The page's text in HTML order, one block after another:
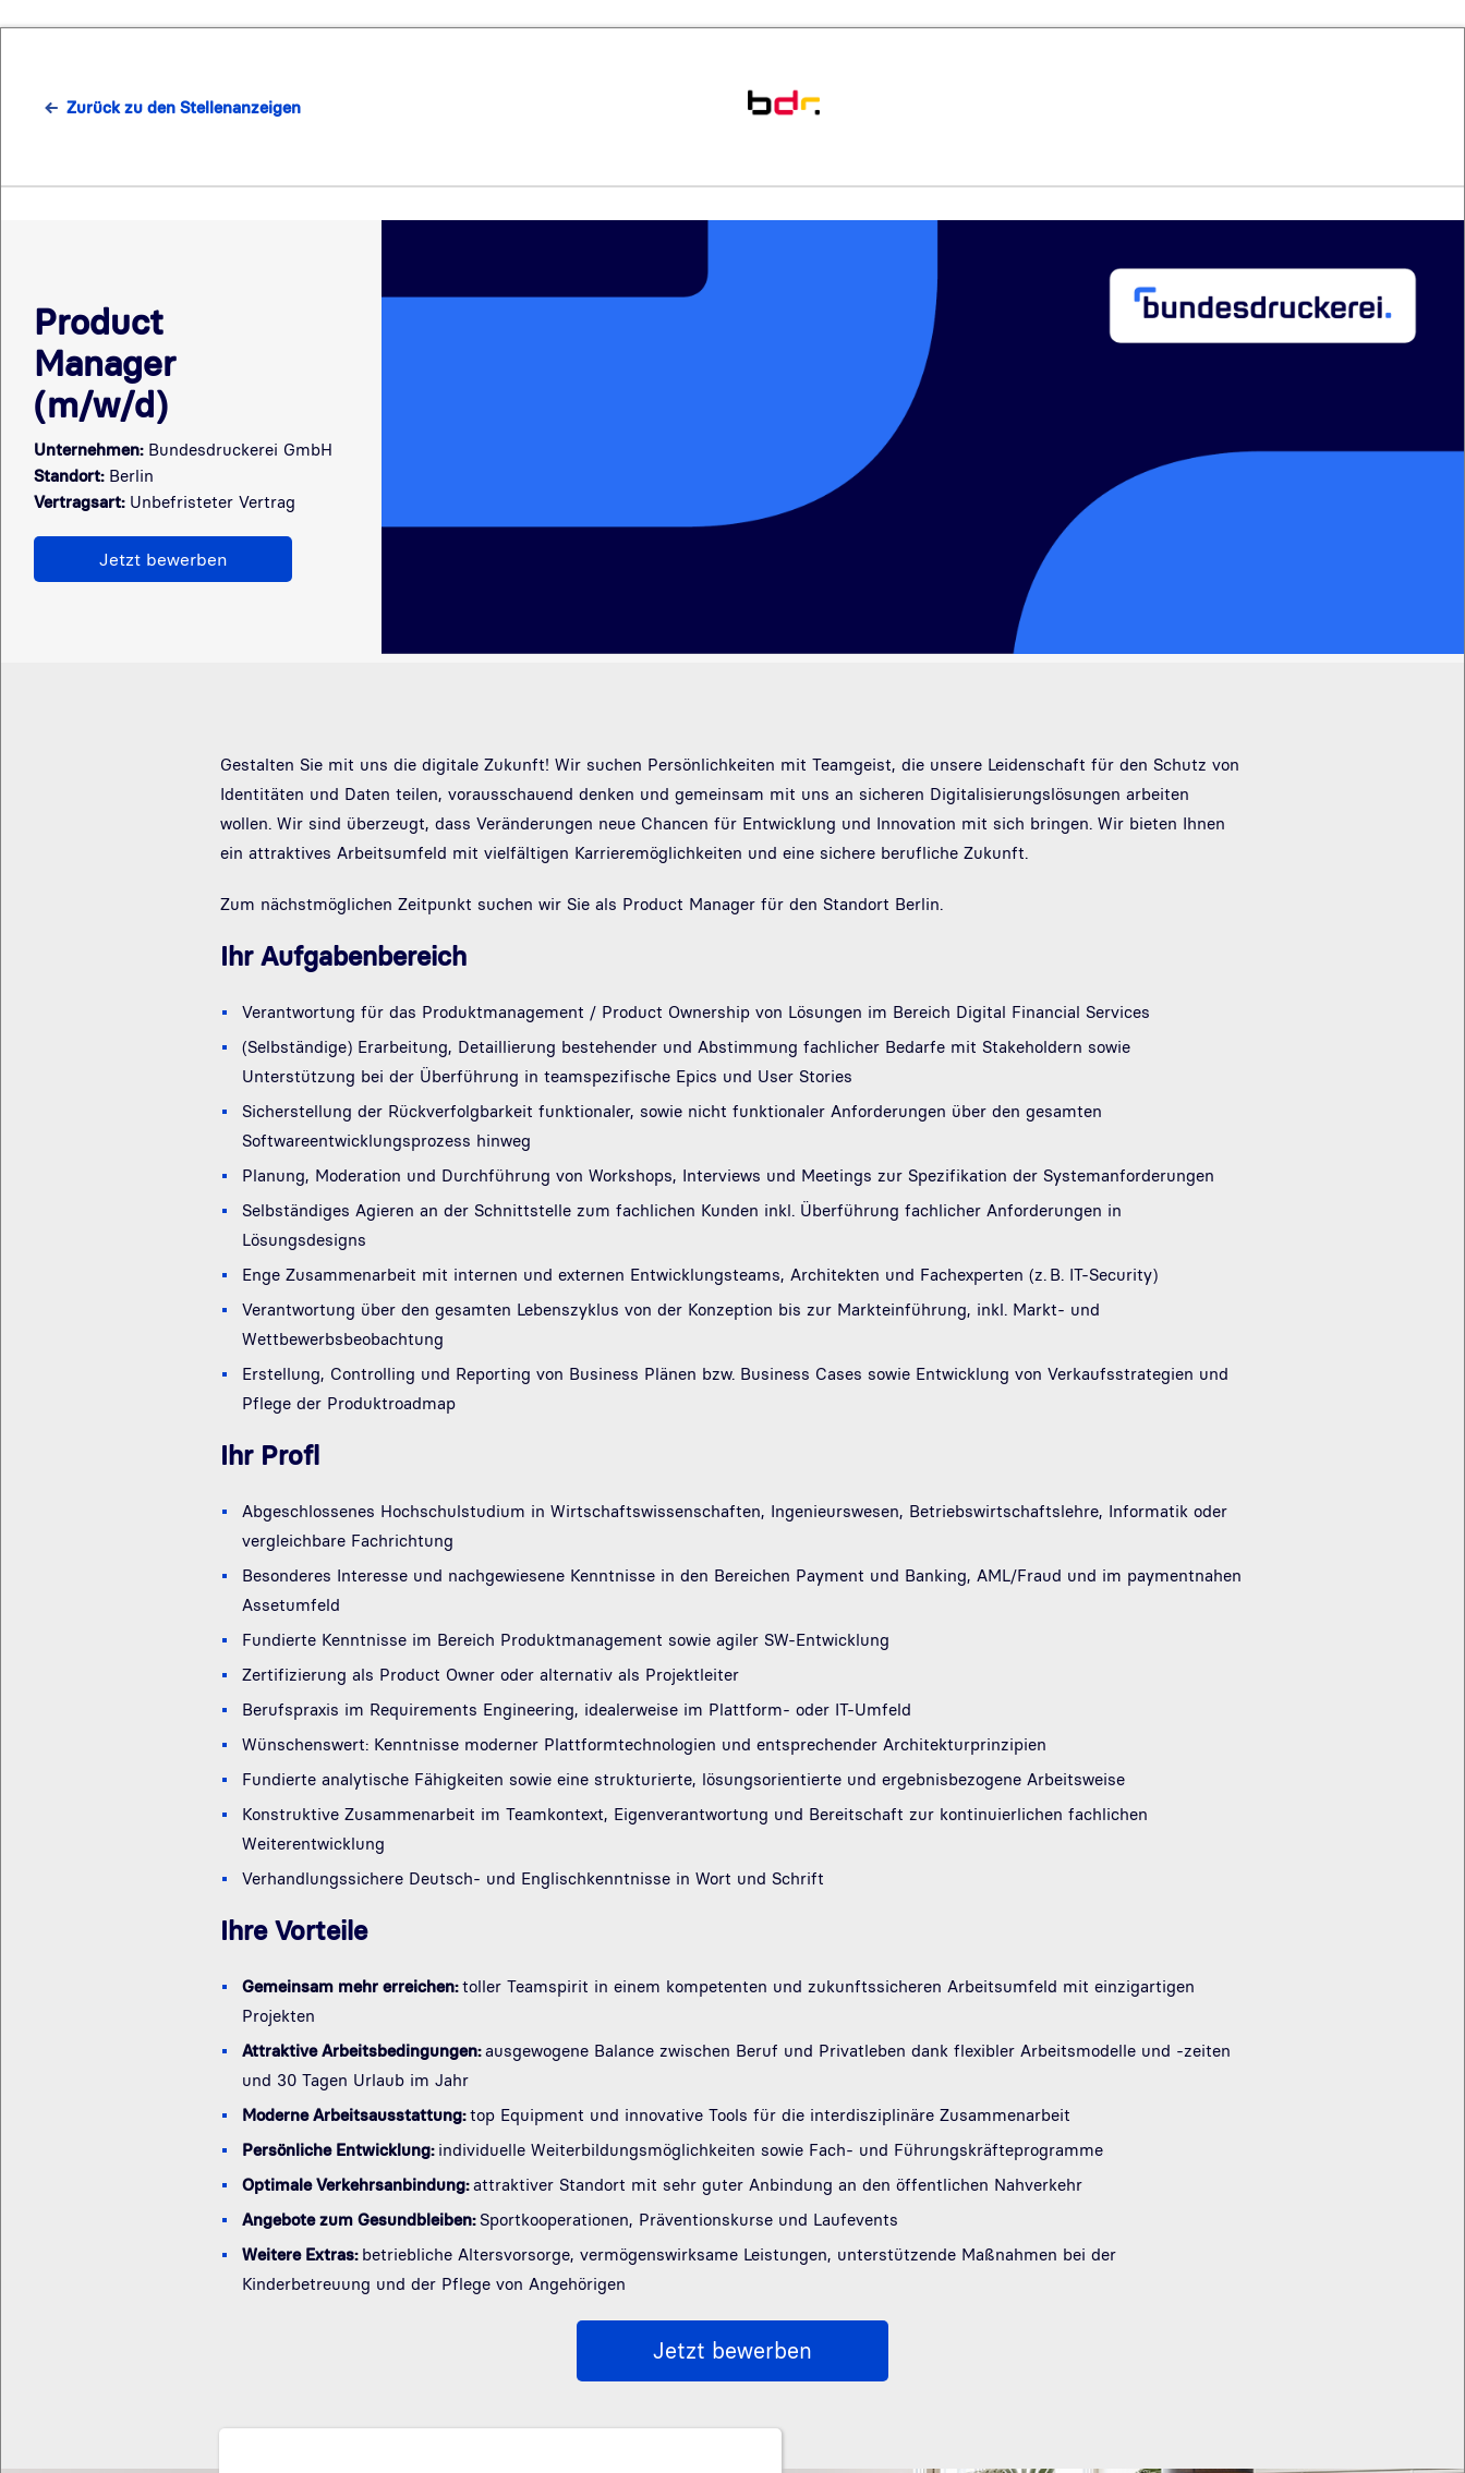
Zurück zu den Stellenanzeigen
Product
Manager
(m/w/d)
Unternehmen:Bundesdruckerei GmbH
Standort:Berlin
Vertragsart:Unbefristeter Vertrag
Jetzt bewerben
Gestalten Sie mit uns die digitale Zukunft! Wir suchen Persönlichkeiten mit Teamgeist, die unsere Leidenschaft für den Schutz von
Identitäten und Daten teilen, vorausschauend denken und gemeinsam mit uns an sicheren Digitalisierungslösungen arbeiten
wollen. Wir sind überzeugt, dass Veränderungen neue Chancen für Entwicklung und Innovation mit sich bringen. Wir bieten Ihnen
ein attraktives Arbeitsumfeld mit vielfältigen Karrieremöglichkeiten und eine sichere berufliche Zukunft.
Zum nächstmöglichen Zeitpunkt suchen wir Sie als Product Manager für den Standort Berlin.
Ihr Aufgabenbereich
Verantwortung für das Produktmanagement / Product Ownership von Lösungen im Bereich Digital Financial Services
(Selbständige) Erarbeitung, Detaillierung bestehender und Abstimmung fachlicher Bedarfe mit Stakeholdern sowie
Unterstützung bei der Überführung in teamspezifische Epics und User Stories
Sicherstellung der Rückverfolgbarkeit funktionaler, sowie nicht funktionaler Anforderungen über den gesamten
Softwareentwicklungsprozess hinweg
Planung, Moderation und Durchführung von Workshops, Interviews und Meetings zur Spezifikation der Systemanforderungen
Selbständiges Agieren an der Schnittstelle zum fachlichen Kunden inkl. Überführung fachlicher Anforderungen in
Lösungsdesigns
Enge Zusammenarbeit mit internen und externen Entwicklungsteams, Architekten und Fachexperten (z. B. IT-Security)
Verantwortung über den gesamten Lebenszyklus von der Konzeption bis zur Markteinführung, inkl. Markt- und
Wettbewerbsbeobachtung
Erstellung, Controlling und Reporting von Business Plänen bzw. Business Cases sowie Entwicklung von Verkaufsstrategien und
Pflege der Produktroadmap
Ihr Profl
Abgeschlossenes Hochschulstudium in Wirtschaftswissenschaften, Ingenieurswesen, Betriebswirtschaftslehre, Informatik oder
vergleichbare Fachrichtung
Besonderes Interesse und nachgewiesene Kenntnisse in den Bereichen Payment und Banking, AML/Fraud und im paymentnahen
Assetumfeld
Fundierte Kenntnisse im Bereich Produktmanagement sowie agiler SW-Entwicklung
Zertifizierung als Product Owner oder alternativ als Projektleiter
Berufspraxis im Requirements Engineering, idealerweise im Plattform- oder IT-Umfeld
Wünschenswert: Kenntnisse moderner Plattformtechnologien und entsprechender Architekturprinzipien
Fundierte analytische Fähigkeiten sowie eine strukturierte, lösungsorientierte und ergebnisbezogene Arbeitsweise
Konstruktive Zusammenarbeit im Teamkontext, Eigenverantwortung und Bereitschaft zur kontinuierlichen fachlichen
Weiterentwicklung
Verhandlungssichere Deutsch- und Englischkenntnisse in Wort und Schrift
Ihre Vorteile
Gemeinsam mehr erreichen:toller Teamspirit in einem kompetenten und zukunftssicheren Arbeitsumfeld mit einzigartigen
Projekten
Attraktive Arbeitsbedingungen:ausgewogene Balance zwischen Beruf und Privatleben dank flexibler Arbeitsmodelle und -zeiten
und 30 Tagen Urlaub im Jahr
Moderne Arbeitsausstattung:top Equipment und innovative Tools für die interdisziplinäre Zusammenarbeit
Persönliche Entwicklung: individuelle Weiterbildungsmöglichkeiten sowie Fach- und Führungskräfteprogramme
Optimale Verkehrsanbindung:attraktiver Standort mit sehr guter Anbindung an den öffentlichen Nahverkehr
Angebote zum Gesundbleiben:Sportkooperationen, Präventionskurse und Laufevents
Weitere Extras: betriebliche Altersvorsorge, vermögenswirksame Leistungen, unterstützende Maßnahmen bei der
Kinderbetreuung und der Pflege von Angehörigen
Jetzt bewerben